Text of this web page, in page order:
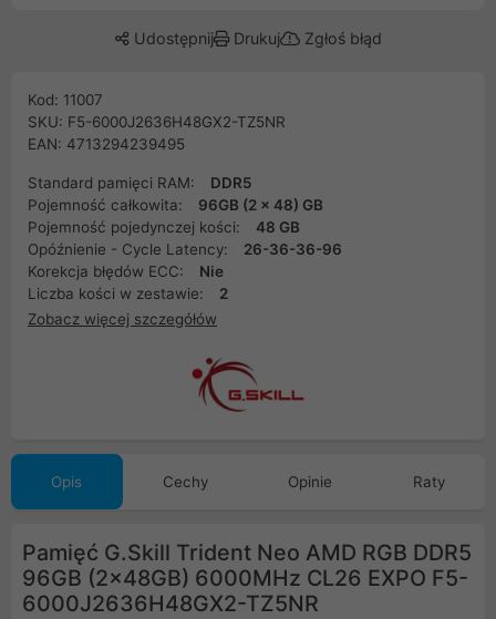
Udostępnij Drukuj Zgłoś błąd
Kod: 11007
SKU: F5-6000J2636H48GX2-TZ5NR
EAN: 4713294239495
Standard pamięci RAM:
DDR5
Pojemność całkowita:
96GB (2 x 48) GB
Pojemność pojedynczej kości:
48 GB
Opóźnienie - Cycle Latency:
26-36-36-96
Korekcja błędów ECC:
Nie
Liczba kości w zestawie:
2
Zobacz więcej szczegółów
Opis Cechy Opinie Raty
Pamięć G.Skill Trident Neo AMD RGB DDR5
96GB (2x48GB) 6000MHz CL26 EXPO F5-
6000J2636H48GX2-TZ5NR